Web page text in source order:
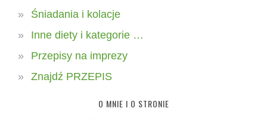
Śniadania i kolacje
Inne diety i kategorie …
Przepisy na imprezy
Znajdź PRZEPIS
O MNIE I O STRONIE